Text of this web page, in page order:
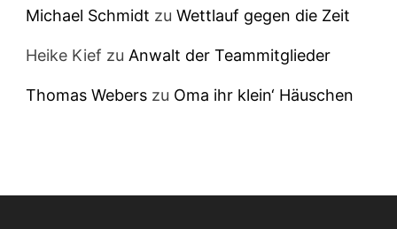
Michael Schmidt zuWettlauf gegen die Zeit
Heike Kief zuAnwalt der Teammitglieder
Thomas Webers zu Oma ihr klein‘ Häuschen